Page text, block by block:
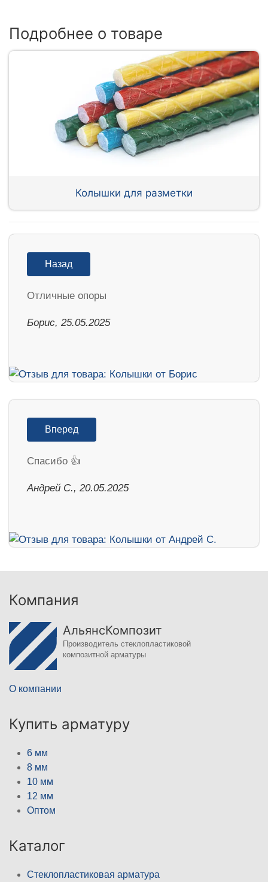
Подробнее о товаре
Колышки для разметки
Назад
Отличные опоры
Борис, 25.05.2025
Вперед
Спасибо 👍
Андрей С., 20.05.2025
Компания
АльянсКомпозит
Производитель стеклопластиковой
композитной арматуры
О компании
Купить арматуру
6 мм
8 мм
10 мм
12 мм
Оптом
Каталог
Стеклопластиковая арматура